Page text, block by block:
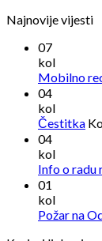
Najnovije vijesti
07
kol
Mobilno
04
kol
Čestitka
04
kol
Info o radu
01
kol
Požar na